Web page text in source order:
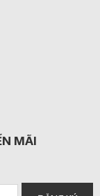
tên khác là
MÃI